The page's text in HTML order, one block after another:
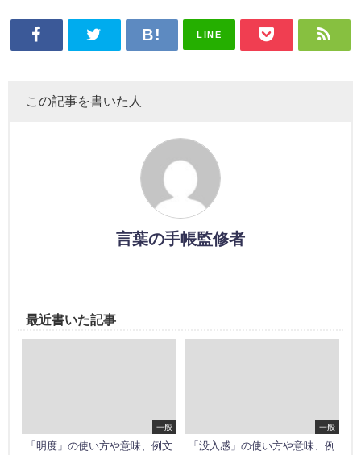
LINE
この記事を書いた人
言葉の手帳監修者
最近書いた記事
一般
「明度」の使い方や意味、例文
一般
「没入感」の使い方や意味、例